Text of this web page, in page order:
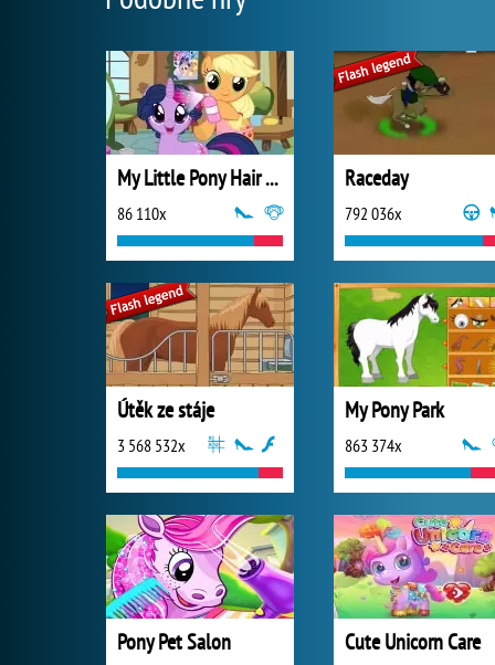
My Little Pony Hair Salon
86 110x
Raceday
792 036x
Útěk ze stáje
3 568 532x
My Pony Park
863 374x
Pony Pet Salon Cute Unicorn Care